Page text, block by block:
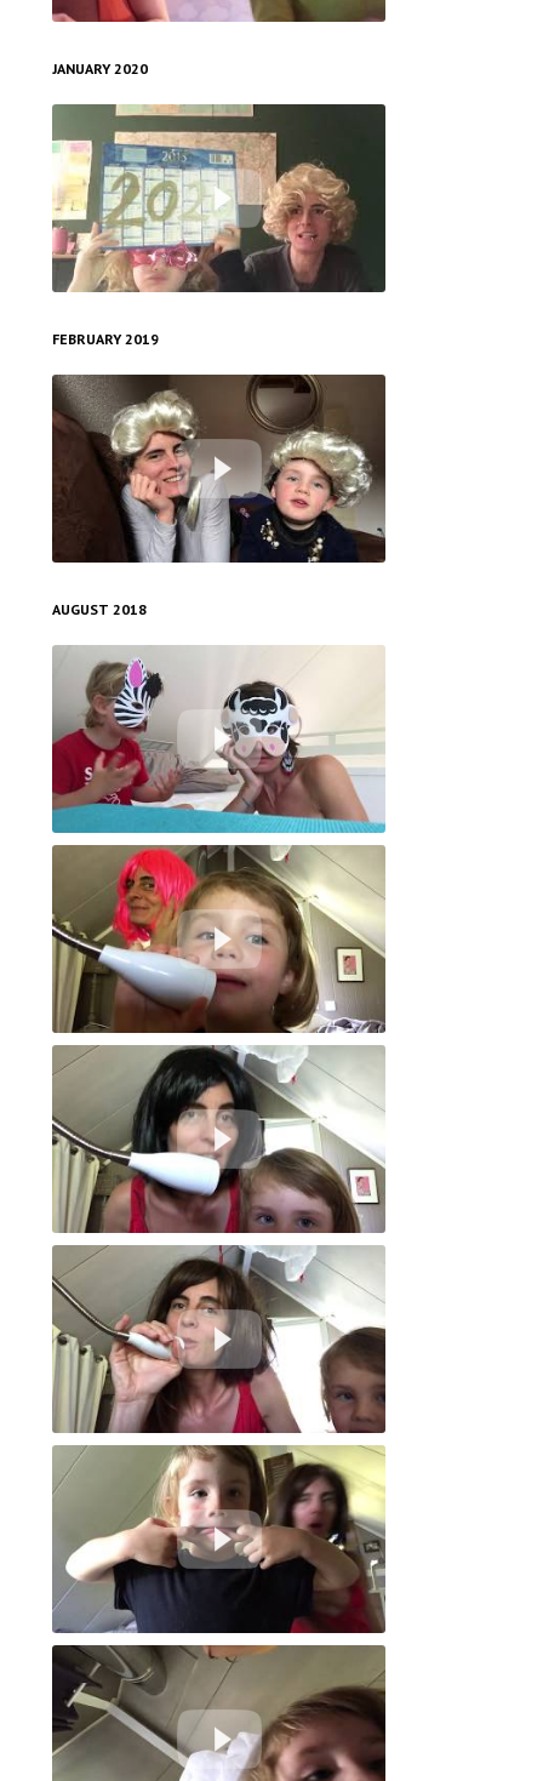
JANUARY 2020
FEBRUARY 2019
AUGUST 2018
Pourquoi vous avez des tâches ?
la prochaine fois petite
Vous avez quel âge ?
leçon pour pleurer
il faut le micro, maman